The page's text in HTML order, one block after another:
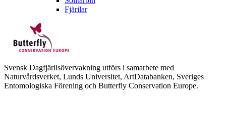
Fjärilar
Svensk Dagfjärilsövervakning utförs i samarbete med
Naturvårdsverket, Lunds Universitet, ArtDatabanken, Sveriges
Entomologiska Förening och Butterfly Conservation Europe.